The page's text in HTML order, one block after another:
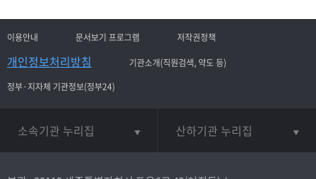
이용안내 문서보기 프로그램 저작권정책
개인정보처리방침
기관소개(직원검색, 약도 등)
정부·지자체 기관정보(정부24)
소속기관 누리집 산하기관 누리집